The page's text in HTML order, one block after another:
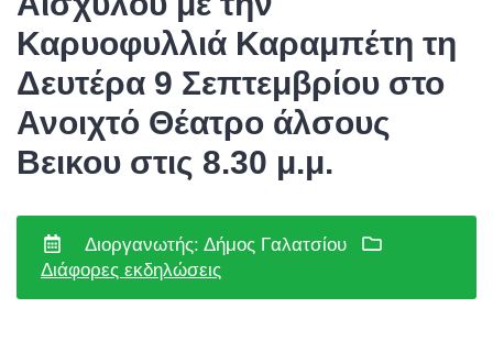
Καρυοφυλλιά Καραμπέτη τη
Δευτέρα 9 Σεπτεμβρίου στο
Ανοιχτό Θέατρο άλσους
Βεικου στις 8.30 μ.μ.
Διοργανωτής: Δήμος Γαλατσίου
Διάφορες εκδηλώσεις